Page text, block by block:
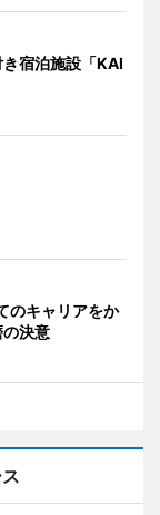
宿泊施設「KAI
のキャリアをか
決意